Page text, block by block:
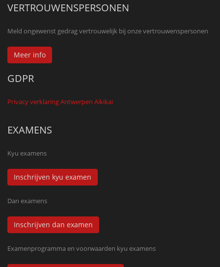
VERTROUWENSPERSONEN
Meld ongewenst gedrag vertrouwelijk bij onze vertrouwenspersonen
Meer info
GDPR
Privacy verklaring Antwerpen Aikikai
EXAMENS
Kyu examens
Inschrijven kyu examen
Dan examens
Inschrijven dan examen
Examenprogramma en voorwaarden kyu examens